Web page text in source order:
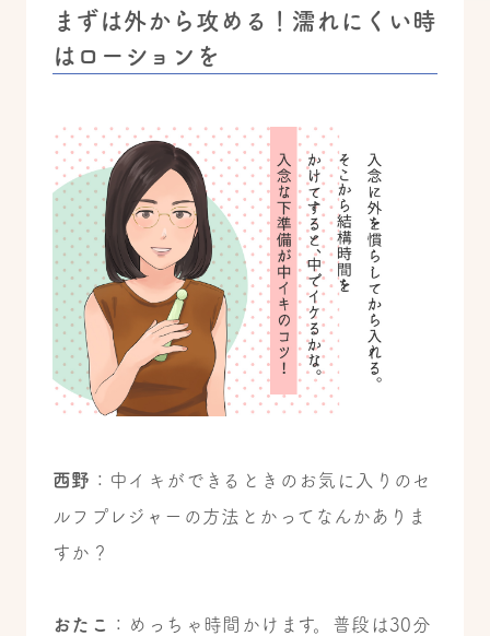
まずは外から攻める！濡れにくい時
はローションを
西野 ：中イキができるときのお気に入りのセ
ルフプレジャーの方法とかってなんかありま
すか？
おたこ
：めっちゃ時間かけます。普段は30分